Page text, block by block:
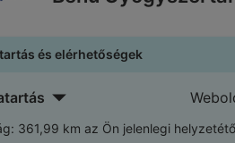
és elérhetőségek
361,99 km az Ön jelenlegi